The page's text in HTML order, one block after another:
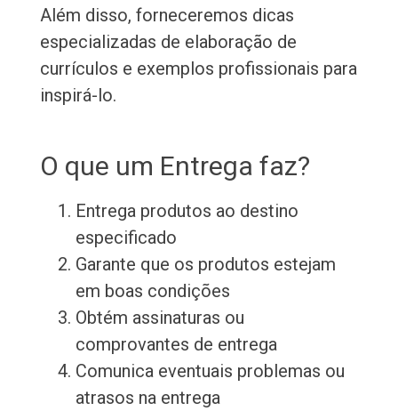
Além disso, forneceremos dicas
especializadas de elaboração de
currículos e exemplos profissionais para
inspirá-lo.
O que um Entrega faz?
Entrega produtos ao destino
especificado
Garante que os produtos estejam
em boas condições
Obtém assinaturas ou
comprovantes de entrega
Comunica eventuais problemas ou
atrasos na entrega